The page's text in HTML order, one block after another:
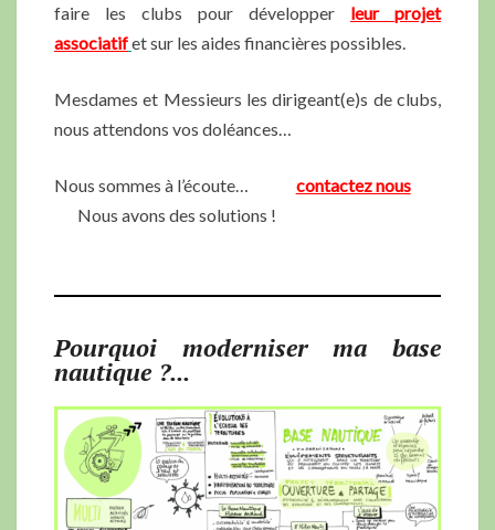
faire les clubs pour développer leur projet
associatifet sur les aides financières possibles.
Mesdames et Messieurs les dirigeant(e)s de clubs,
nous attendons vos doléances…
Nous sommes à l’écoute…
contactez nous
Nous avons des solutions !
Pourquoi moderniser ma base
nautique ?...